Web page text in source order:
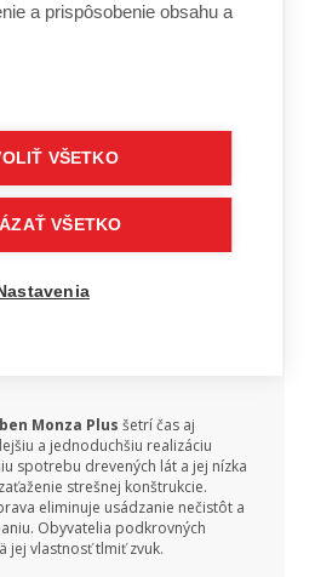
Rőbenvyniká medzi ostatnými
kvalitou, precíznym prevedením
je ideálna ako na nové strechy, tak
výber odtieňov Vám poskytne
s ostatnými prvkami domu. Veľký
uľahčuje a urýchľuje položenie
kyslím dažďom aj vtáčiemu
bude aj po rokoch vyzerať
Monza Plus šetrí čas aj
a jednoduchšiu realizáciu
spotrebu drevených lát a jej nízka
strešnej konštrukcie.
eliminuje usádzanie nečistôt a
Obyvatelia podkrovných
jej vlastnosť tlmiť zvuk.
a prispôsobenie obsahu a
VŠETKO
VŠETKO